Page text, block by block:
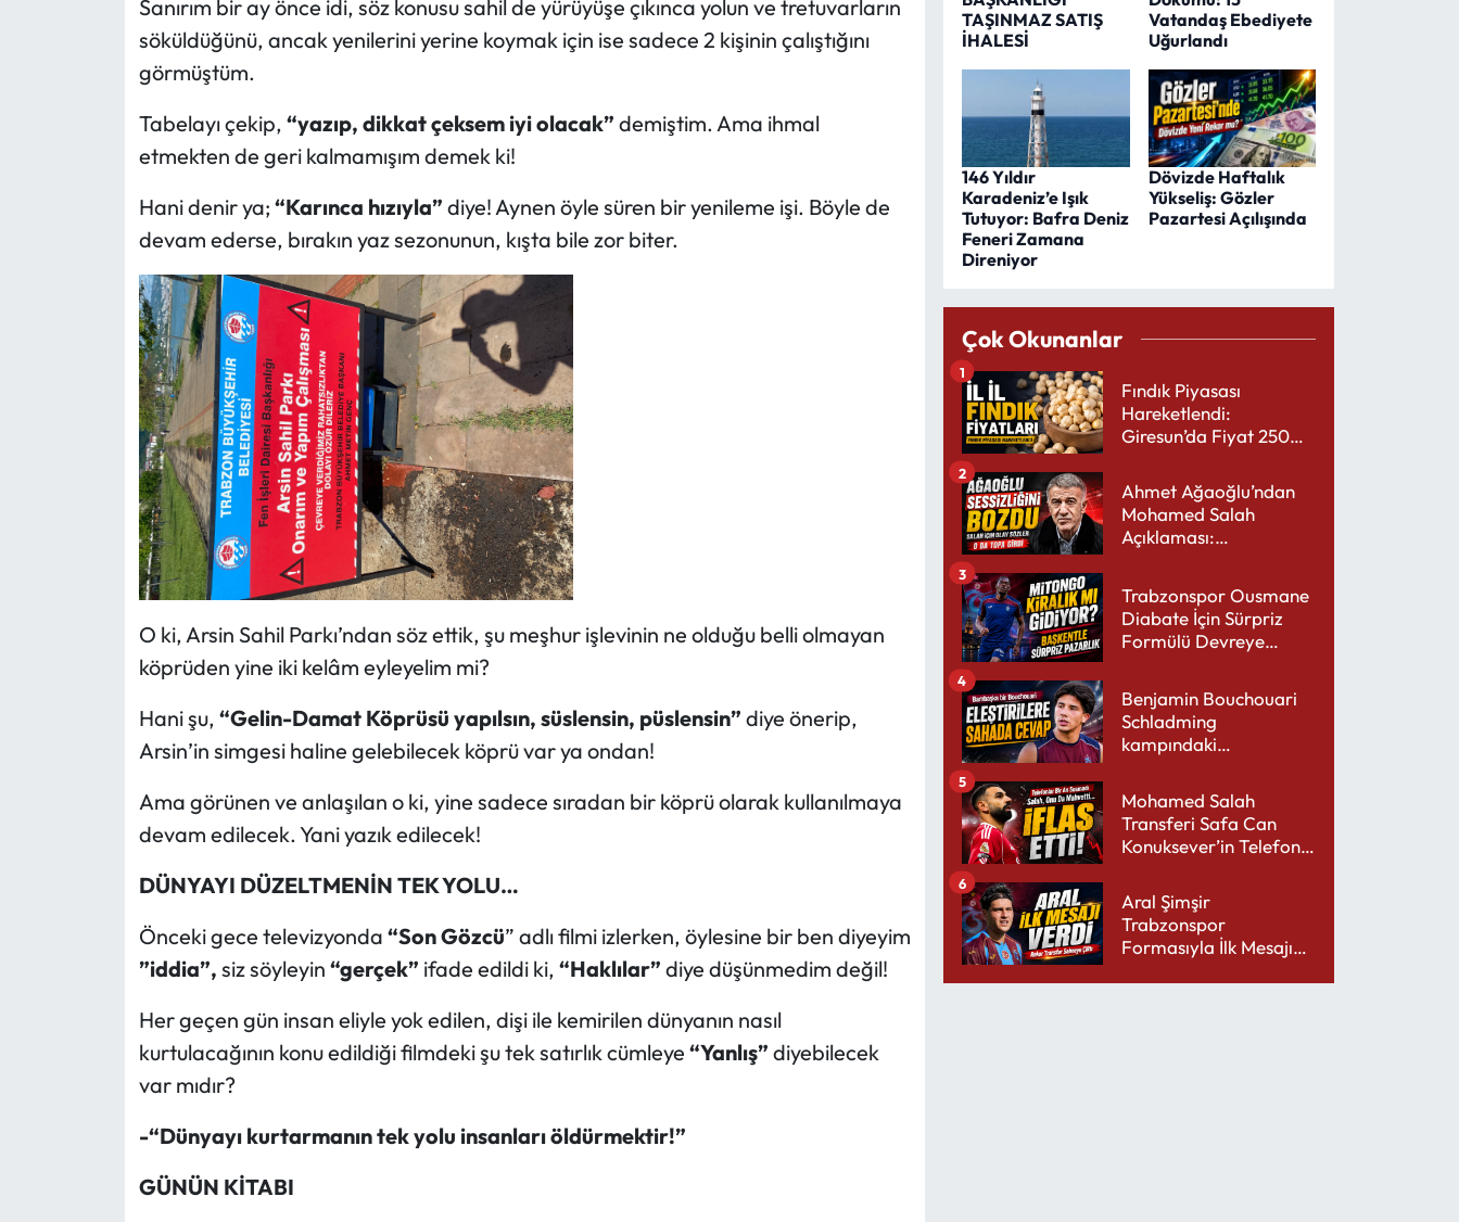
Sanırım bir ay önce idi, söz konusu sahil de yürüyüşe çıkınca yolun ve tretuvarların
söküldüğünü, ancak yenilerini yerine koymak için ise sadece 2 kişinin çalıştığını
görmüştüm.
Tabelayı çekip, “yazıp, dikkat çeksem iyi olacak” demiştim. Ama ihmal
etmekten de geri kalmamışım demek ki!
Hani denir ya; “Karınca hızıyla” diye! Aynen öyle süren bir yenileme işi. Böyle de
devam ederse, bırakın yaz sezonunun, kışta bile zor biter.
O ki, Arsin Sahil Parkı’ndan söz ettik, şu meşhur işlevinin ne olduğu belli olmayan
köprüden yine iki kelâm eyleyelim mi?
Hani şu, “Gelin-Damat Köprüsü yapılsın, süslensin, püslensin” diye önerip,
Arsin’in simgesi haline gelebilecek köprü var ya ondan!
Ama görünen ve anlaşılan o ki, yine sadece sıradan bir köprü olarak kullanılmaya
devam edilecek. Yani yazık edilecek!
DÜNYAYI DÜZELTMENİN TEK YOLU…
Önceki gece televizyonda “Son Gözcü” adlı filmi izlerken, öylesine bir ben diyeyim
”iddia”, siz söyleyin “gerçek” ifade edildi ki, “Haklılar” diye düşünmedim değil!
Her geçen gün insan eliyle yok edilen, dişi ile kemirilen dünyanın nasıl
kurtulacağının konu edildiği filmdeki şu tek satırlık cümleye “Yanlış” diyebilecek
var mıdır?
-“Dünyayı kurtarmanın tek yolu insanları öldürmektir!”
GÜNÜN KİTABI
TAŞINMAZ SATIŞ
İHALESİ
Vatandaş Ebediyete
Uğurlandı
146 Yıldır
Karadeniz’e Işık
Tutuyor: Bafra Deniz
Feneri Zamana
Direniyor
Dövizde Haftalık
Yükseliş: Gözler
Pazartesi Açılışında
Çok Okunanlar
Fındık Piyasası
Hareketlendi:
Giresun’da Fiyat 250
1
Ahmet Ağaoğlu’ndan
Mohamed Salah
Açıklaması:
2
Trabzonspor Ousmane
Diabate İçin Sürpriz
Formülü Devreye
3
Benjamin Bouchouari
Schladming
kampındaki
4
Mohamed Salah
Transferi Safa Can
Konuksever’in Telefon
5
Aral Şimşir
Trabzonspor
Formasıyla İlk Mesajını
6